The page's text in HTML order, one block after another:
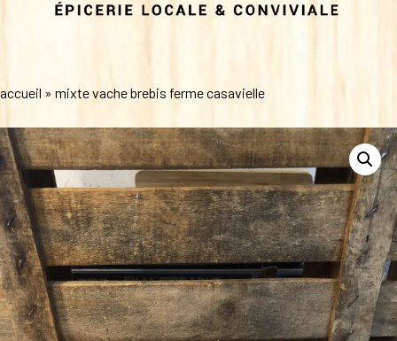
accueil » mixte vache brebis ferme casavielle